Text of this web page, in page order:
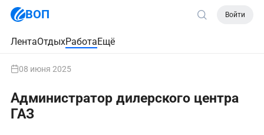
ВОП Войти
ЛентаОтдыхРаботаЕщё
08 июня 2025
Администратор дилерского центра
ГАЗ